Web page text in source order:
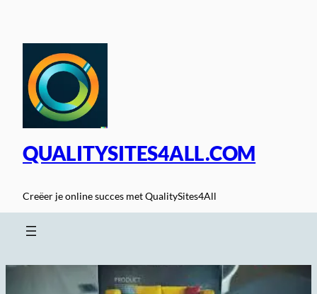
inhoud
QUALITYSITES4ALL.COM
Creëer je online succes met QualitySites4All